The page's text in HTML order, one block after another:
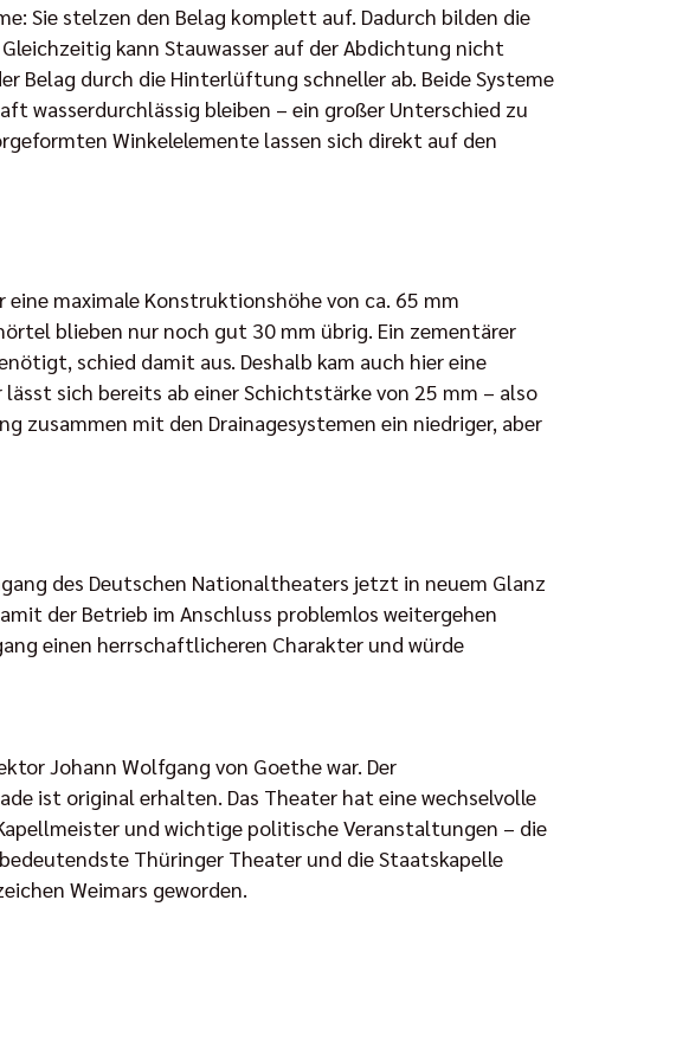
Sie stelzen den Belag komplett auf. Dadurch bilden die
kann Stauwasser auf der Abdichtung nicht
Belag durch die Hinterlüftung schneller ab. Beide Systeme
wasserdurchlässig bleiben – ein großer Unterschied zu
Winkelelemente lassen sich direkt auf den
eine maximale Konstruktionshöhe von ca. 65 mm
blieben nur noch gut 30 mm übrig. Ein zementärer
schied damit aus. Deshalb kam auch hier eine
lässt sich bereits ab einer Schichtstärke von 25 mm – also
zusammen mit den Drainagesystemen ein niedriger, aber
des Deutschen Nationaltheaters jetzt in neuem Glanz
der Betrieb im Anschluss problemlos weitergehen
einen herrschaftlicheren Charakter und würde
Johann Wolfgang von Goethe war. Der
ist original erhalten. Das Theater hat eine wechselvolle
und wichtige politische Veranstaltungen – die
Thüringer Theater und die Staatskapelle
Weimars geworden.